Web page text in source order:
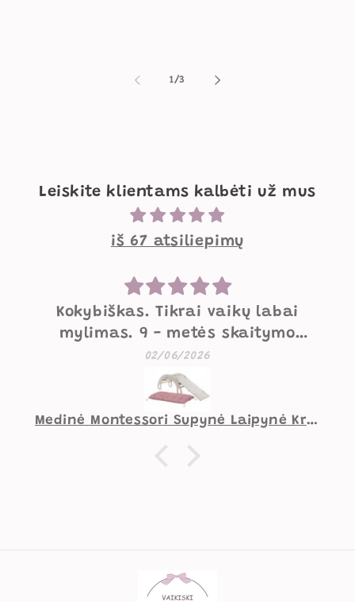
1/iš
3
Leiskite klientams kalbėti už mus
iš 67 atsiliepimų
Mielos supynės
Labai mielos, gražios, geros
kokybės supynės. Mažesniam
vaikui norėtųsi pakietinimo
užpakaliui, didesniam viskas
gerai.
07/05/2026
Supynė Vaiko Kambariui Zuikutis Smėlio Spalvos